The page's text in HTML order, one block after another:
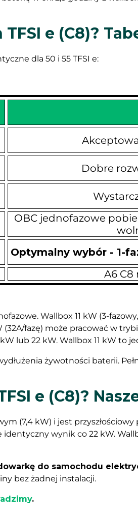
e (C8)?
dla 50 i 55 TFSI e:
Wallbox 11 kW (3-
fazę) może pracować w
lub 22 kW. Wallbox 11 kW to
żywotności baterii.
e (C8)?
(7,4 kW) i jest
wynik co 22 kW.
do samochodu
bez żadnej instalacji.
.
Dobre
OBC jednofazowe
Optymalny wybór - 1-
A6 C8